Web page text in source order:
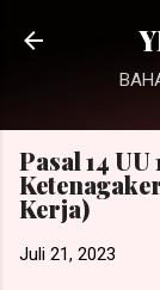
Pasal 14
Kerja)
Juli 21, 2023